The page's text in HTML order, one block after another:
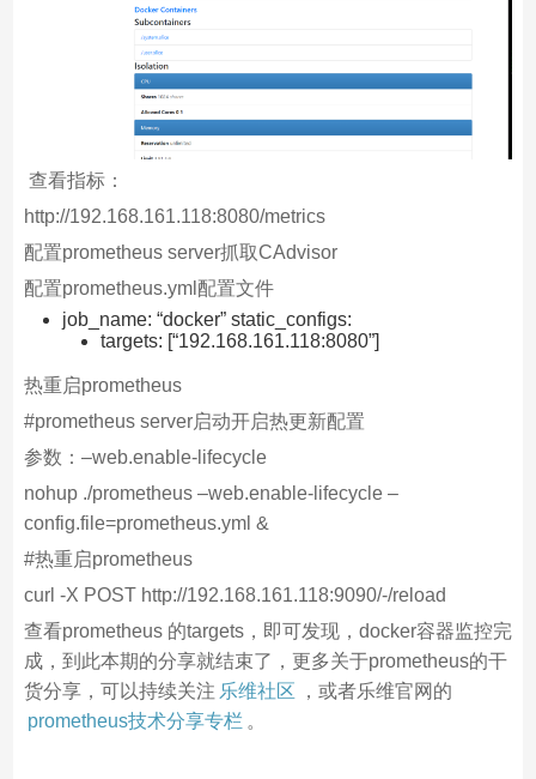
查看指标：
http://192.168.161.118:8080/metrics
配置prometheus server抓取CAdvisor
配置prometheus.yml配置文件
job_name: “docker” static_configs:
targets: [“192.168.161.118:8080”]
热重启prometheus
#prometheus server启动开启热更新配置
参数：–web.enable-lifecycle
nohup ./prometheus –web.enable-lifecycle –
config.file=prometheus.yml &
#热重启prometheus
curl -X POST http://192.168.161.118:9090/-/reload
查看prometheus 的targets，即可发现，docker容器监控完
成，到此本期的分享就结束了，更多关于prometheus的干
货分享，可以持续关注 乐维社区
，或者乐维官网的
prometheus技术分享专栏 。